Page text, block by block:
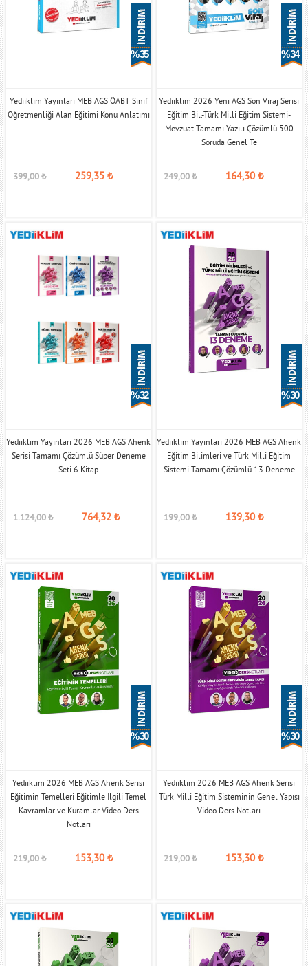
% 35
Yediiklim Yayınları MEB AGS ÖABT Sınıf
Öğretmenliği Alan Eğitimi Konu Anlatımı
399,00₺ 259,35 ₺
% 34
Yediiklim 2026 Yeni AGS Son Viraj Serisi
Eğitim Bil.-Türk Milli Eğitim Sistemi-
Mevzuat Tamamı Yazılı Çözümlü 500
Soruda Genel Te
249,00₺ 164,30₺
% 32
Yediiklim Yayınları 2026 MEB AGS Ahenk
Serisi Tamamı Çözümlü Süper Deneme
Seti 6 Kitap
1.124,00₺ 764,32 ₺
% 30
Yediiklim Yayınları 2026 MEB AGS Ahenk
Eğitim Bilimleri ve Türk Milli Eğitim
Sistemi Tamamı Çözümlü 13 Deneme
199,00₺ 139,30₺
% 30
Yediiklim 2026 MEB AGS Ahenk Serisi
Eğitimin Temelleri Eğitimle İlgili Temel
Kavramlar ve Kuramlar Video Ders
Notları
219,00₺ 153,30₺
% 30
Yediiklim 2026 MEB AGS Ahenk Serisi
Türk Milli Eğitim Sisteminin Genel Yapısı
Video Ders Notları
219,00₺ 153,30₺